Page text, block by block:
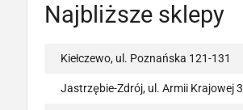
Najbliższe sklepy
Kiełczewo, ul. Poznańska 121-131
Jastrzębie-Zdrój, ul. Armii Krajowej 3